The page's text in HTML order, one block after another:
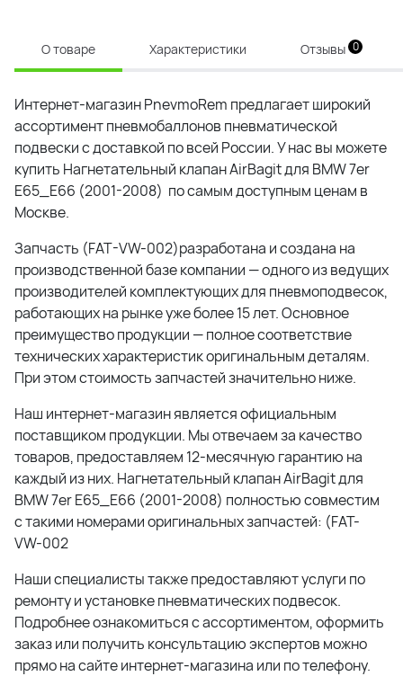
О товаре Характеристики Отзывы 0
Интернет-магазин PnevmoRem предлагает широкий
ассортимент пневмобаллонов пневматической
подвески с доставкой по всей России. У нас вы можете
купить Нагнетательный клапан AirBagit для BMW 7er
E65_E66 (2001-2008) по самым доступным ценам в
Москве.
Запчасть (FAT-VW-002)разработана и создана на
производственной базе компании — одного из ведущих
производителей комплектующих для пневмоподвесок,
работающих на рынке уже более 15 лет. Основное
преимущество продукции — полное соответствие
технических характеристик оригинальным деталям.
При этом стоимость запчастей значительно ниже.
Наш интернет-магазин является официальным
поставщиком продукции. Мы отвечаем за качество
товаров, предоставляем 12-месячную гарантию на
каждый из них. Нагнетательный клапан AirBagit для
BMW 7er E65_E66 (2001-2008) полностью совместим
с такими номерами оригинальных запчастей: (FAT-
VW-002
Наши специалисты также предоставляют услуги по
ремонту и установке пневматических подвесок.
Подробнее ознакомиться с ассортиментом, оформить
заказ или получить консультацию экспертов можно
прямо на сайте интернет-магазина или по телефону.